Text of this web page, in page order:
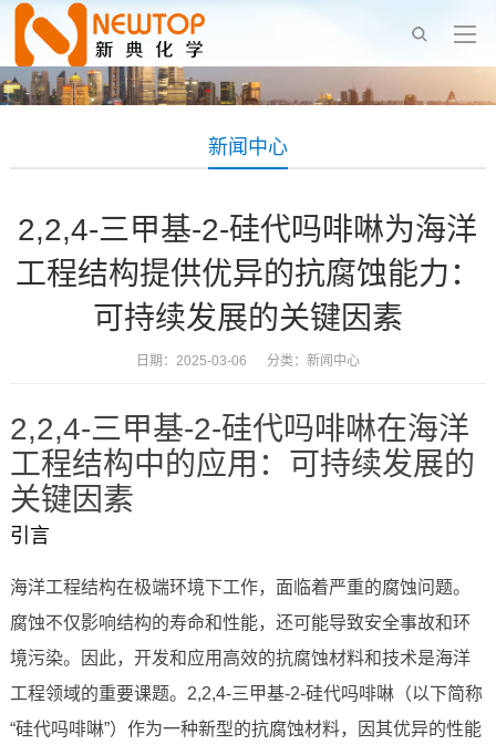
新闻中心
2,2,4-三甲基-2-硅代吗啡啉为海洋
工程结构提供优异的抗腐蚀能力：
可持续发展的关键因素
日期：2025-03-06 分类： 新闻中心
2,2,4-三甲基-2-硅代吗啡啉在海洋
工程结构中的应用：可持续发展的
关键因素
引言
海洋工程结构在极端环境下工作，面临着严重的腐蚀问题。
腐蚀不仅影响结构的寿命和性能，还可能导致安全事故和环
境污染。因此，开发和应用高效的抗腐蚀材料和技术是海洋
工程领域的重要课题。2,2,4-三甲基-2-硅代吗啡啉（以下简称
“硅代吗啡啉”）作为一种新型的抗腐蚀材料，因其优异的性能